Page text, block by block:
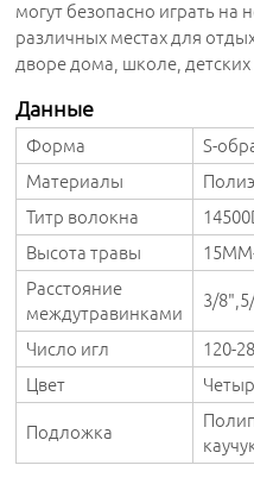
могут безопасно играть на
различных местах для
дворе дома, школе,
Данные
Форма
S-
Материалы
Титр волокна
Высота травы
Расстояние
междутравинками
3/
Число игл
120-
Цвет
Подложка